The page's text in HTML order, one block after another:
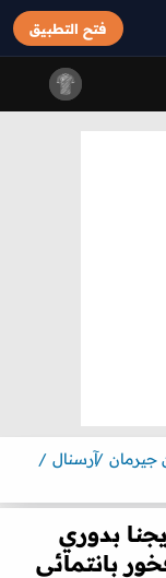
فتح التطبيق
جيرمان آرسنال
بدوري
بانتمائي